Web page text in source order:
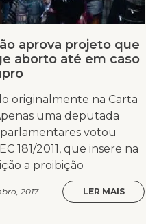
aprova projeto que
aborto até em caso
originalmente na Carta
uma deputada
votou
181/2011, que insere na
a proibição
2017 LER MAIS